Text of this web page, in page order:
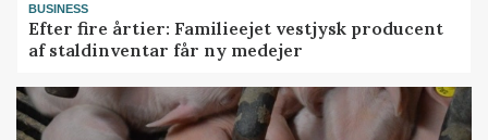
BUSINESS
Efter fire årtier: Familieejet vestjysk producent
af staldinventar får ny medejer